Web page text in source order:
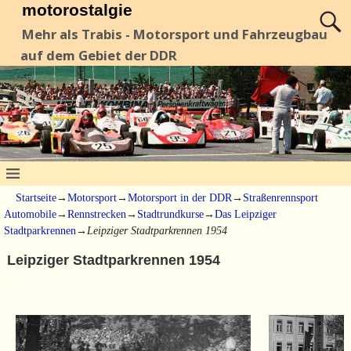
motorostalgie
Mehr als Trabis - Motorsport und Fahrzeugbau
auf dem Gebiet der DDR
Startseite→ Motorsport→ Motorsport in der DDR → Straßenrennsport
Automobile→ Rennstrecken → Stadtrundkurse→ Das Leipziger
Stadtparkrennen → Leipziger Stadtparkrennen 1954
Leipziger Stadtparkrennen 1954